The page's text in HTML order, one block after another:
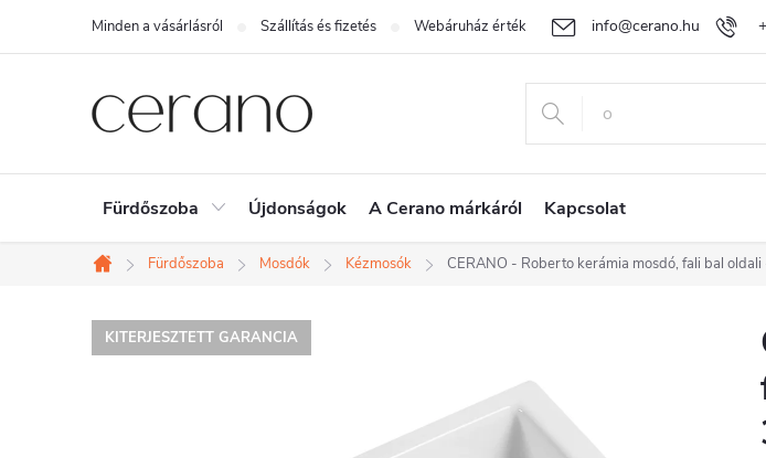
tartalomhoz
info@cerano.hu
Minden a vásárlásról Szállítás és fizetés Webáruház értékelése Egyedi árazás Áru
Fürdőszoba Újdonságok A Cerano márkáról Kapcsolat
Kezdőlap
Fürdőszoba Mosdók Kézmosók CERANO - Roberto kerámia mosdó, fali bal
KITERJESZTETT GARANCIA